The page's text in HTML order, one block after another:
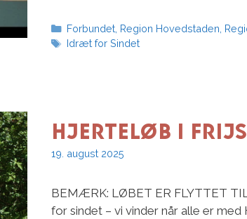
Kategorier
Forbundet, Region Hovedstaden
Tags
Idræt for Sindet
Hjerteløb i
19. august 2025
BEMÆRK: LØBET ER FLYTTET
for sindet – vi vinder når alle er